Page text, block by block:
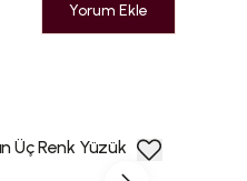
Yorum Ekle
Üç Renk Yüzük